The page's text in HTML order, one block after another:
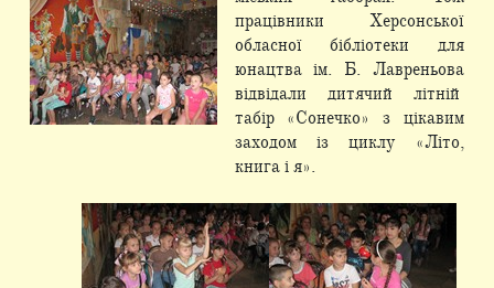
працівники Херсонської
обласної бібліотеки для
юнацтва ім. Б. Лавреньова
відвідали дитячий літній
табір «Сонечко» з цікавим
заходом із циклу «Літо,
книга і я».